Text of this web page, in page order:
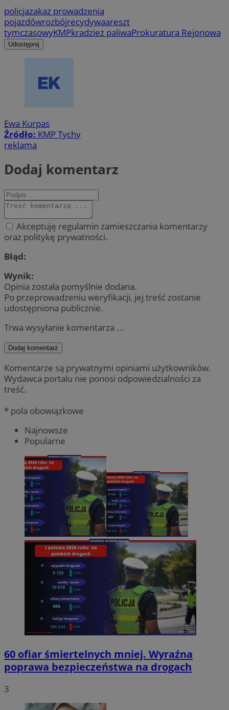
policjazakaz prowadzenia
pojazdówrozbójrecydywaareszt
tymczasowyKMPkradzież paliwaProkuratura Rejonowa
Udostępnij
Ewa Kurpas
Źródło: KMP Tychy
reklama
Dodaj komentarz
Akceptuję regulamin zamieszczania komentarzy
oraz politykę prywatności.
Błąd:
Wynik:
Opinia została pomyślnie dodana.
Po przeprowadzeniu weryfikacji, jej treść zostanie
udostępniona publicznie.
Trwa wysyłanie komentarza ...
Dodaj komentarz
Komentarze są prywatnymi opiniami użytkowników.
Wydawca portalu nie ponosi odpowiedzialności za
treść.
* pola obowiązkowe
Najnowsze
Popularne
60 ofiar śmiertelnych mniej. Wyraźna
poprawa bezpieczeństwa na drogach
3